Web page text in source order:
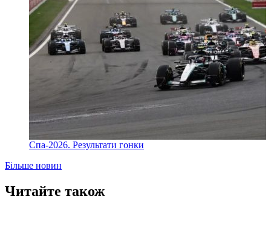
Спа-2026. Результати гонки
Більше новин
Читайте також